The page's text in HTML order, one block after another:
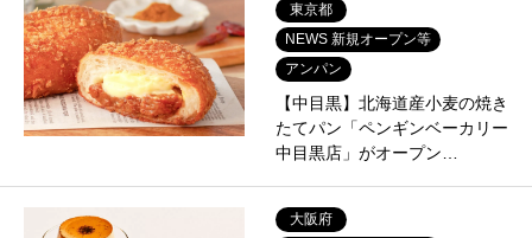
東京都
NEWS 新規オープン等
アンパン
【中目黒】北海道産小麦の焼き
たてパン「ペンギンベーカリー
中目黒店」がオープン…
大阪府